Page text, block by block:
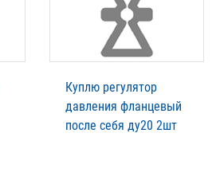
Куплю регулятор
давления фланцевый
после себя ду20 2шт